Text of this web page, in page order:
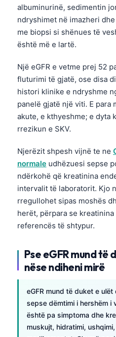
albuminurinë, sedimentin
ndryshimet në imazheri
me biopsi si shënues të
është më e lartë.
Një eGFR e vetme prej 52
fluturimi të gjatë, ose disa
histori klinike e ndryshme
panelë gjatë një viti. E para
akute, e kthyeshme; e dyta
rrezikun e SKV.
Njerëzit shpesh vijnë te ne
normale udhëzuesi sepse
ndërkohë që kreatinina
intervalit të laboratorit. Kjo
rregullohet sipas moshës
herët, përpara se
referencës të shtypur.
Pse eGFR mund të
nëse ndiheni mirë
eGFR mund të duket e
sepse dëmtimi i hershëm i
është pa simptoma dhe
muskujt, hidratimi,